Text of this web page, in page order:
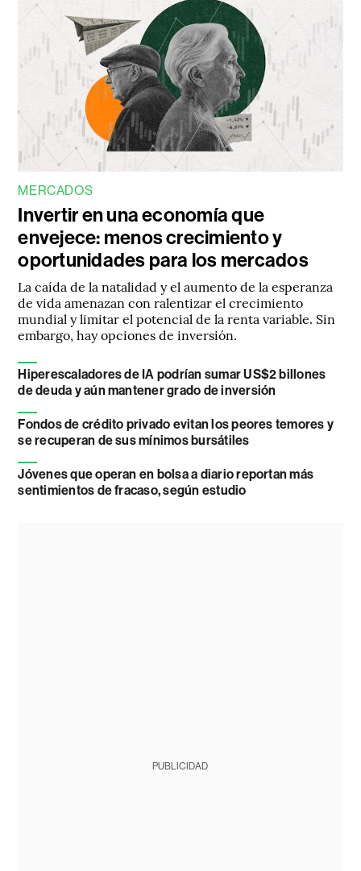
MERCADOS
Invertir en una economía que
envejece: menos crecimiento y
oportunidades para los mercados
La caída de la natalidad y el aumento de la esperanza
de vida amenazan con ralentizar el crecimiento
mundial y limitar el potencial de la renta variable. Sin
embargo, hay opciones de inversión.
Hiperescaladores de IA podrían sumar US$2 billones
de deuda y aún mantener grado de inversión
Fondos de crédito privado evitan los peores temores y
se recuperan de sus mínimos bursátiles
Jóvenes que operan en bolsa a diario reportan más
sentimientos de fracaso, según estudio
PUBLICIDAD